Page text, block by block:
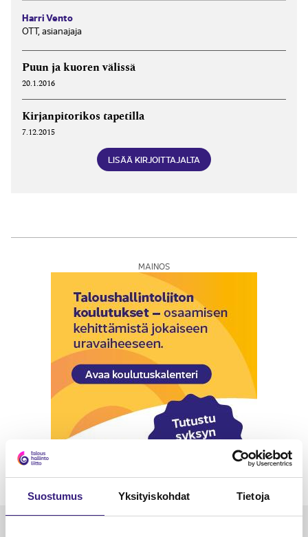
Suostumus Yksityiskohdat Tietoja
Harri Vento
OTT, asianajaja
Puun ja kuoren välissä
20.1.2016
Kirjanpitorikos tapetilla
7.12.2015
LISÄÄ KIRJOITTAJALTA
MAINOS